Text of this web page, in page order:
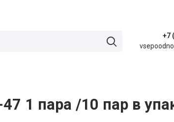
+7
1 пара /10 пар в